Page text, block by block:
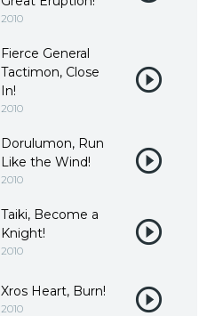
2010
Fierce General
Tactimon, Close
In!
2010
Dorulumon, Run
Like the Wind!
2010
Taiki, Become a
Knight!
2010
Xros Heart, Burn!
2010